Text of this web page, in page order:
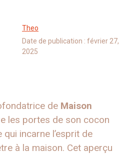
Theo
Date de publication : février 27,
2025
de Maison
les portes de son cocon
incarne l’esprit de
à la maison. Cet aperçu